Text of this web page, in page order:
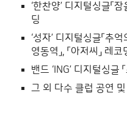
‘한찬양’ 디지털싱글「
딩
‘성자’ 디지털싱글「추
영동역」, 「아저씨」 레코
밴드 ‘ING’ 디지털싱글
그 외 다수 클럽 공연